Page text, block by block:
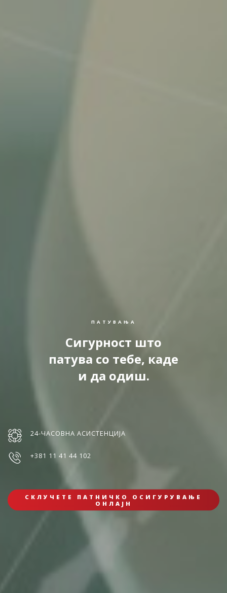
ПАТУВАЊА
Сигурност што
патува со тебе, каде
и да одиш.
24-ЧАСОВНА АСИСТЕНЦИЈА
+381 11 41 44 102
СКЛУЧЕТЕ ПАТНИЧКО ОСИГУРУВАЊЕ
ОНЛАЈН